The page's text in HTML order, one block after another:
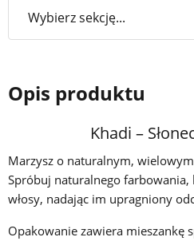
Opis produktu
Khadi –
Marzysz o naturalnym,
Spróbuj naturalnego
włosy, nadając im upragniony
Opakowanie zawiera mieszankę